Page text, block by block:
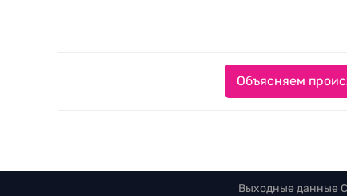
Объясняем
Выходные данные